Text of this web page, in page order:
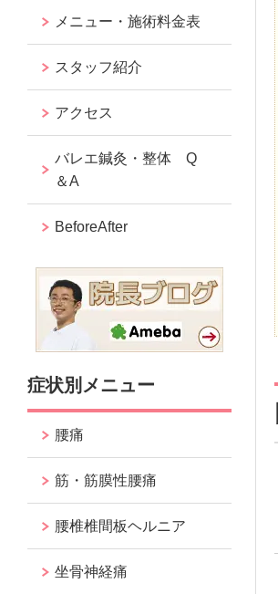
メニュー・施術料金表
スタッフ紹介
アクセス
バレエ鍼灸・整体 Q
＆A
BeforeAfter
症状別メニュー
腰痛
筋・筋膜性腰痛
腰椎椎間板ヘルニア
坐骨神経痛